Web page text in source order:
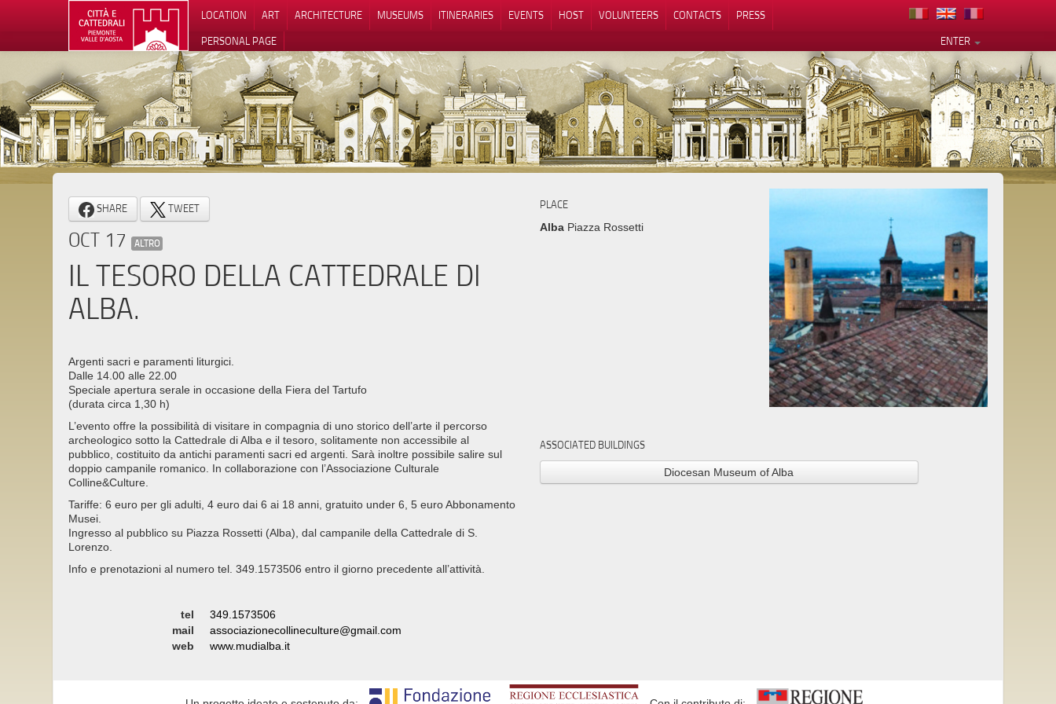
LOCATION ART ARCHITECTURE MUSEUMS ITINERARIES EVENTS HOST VOLUNTEERS CONTACTS
PRESS
ENTER
PERSONAL PAGE
SHARE TWEET
OCT 17 ALTRO
IL TESORO DELLA CATTEDRALE DI
ALBA.
Argenti sacri e paramenti liturgici.
Dalle 14.00 alle 22.00
Speciale apertura serale in occasione della Fiera del Tartufo
(durata circa 1,30 h)
L’evento offre la possibilità di visitare in compagnia di uno storico dell’arte il percorso
archeologico sotto la Cattedrale di Alba e il tesoro, solitamente non accessibile al
pubblico, costituito da antichi paramenti sacri ed argenti. Sarà inoltre possibile salire sul
doppio campanile romanico. In collaborazione con l’Associazione Culturale
Colline&Culture.
Tariffe: 6 euro per gli adulti, 4 euro dai 6 ai 18 anni, gratuito under 6, 5 euro Abbonamento
Musei.
Ingresso al pubblico su Piazza Rossetti (Alba), dal campanile della Cattedrale di S.
Lorenzo.
Info e prenotazioni al numero tel. 349.1573506 entro il giorno precedente all’attività.
tel
349.1573506
mail
associazionecollineculture@gmail.com
web
www.mudialba.it
PLACE
AlbaPiazza Rossetti
ASSOCIATED BUILDINGS
Diocesan Museum of Alba
Your Privacy Choices